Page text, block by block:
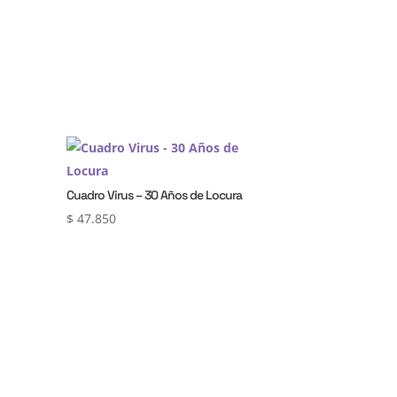
Cuadro Virus – 30 Años de Locura
$ 47.850